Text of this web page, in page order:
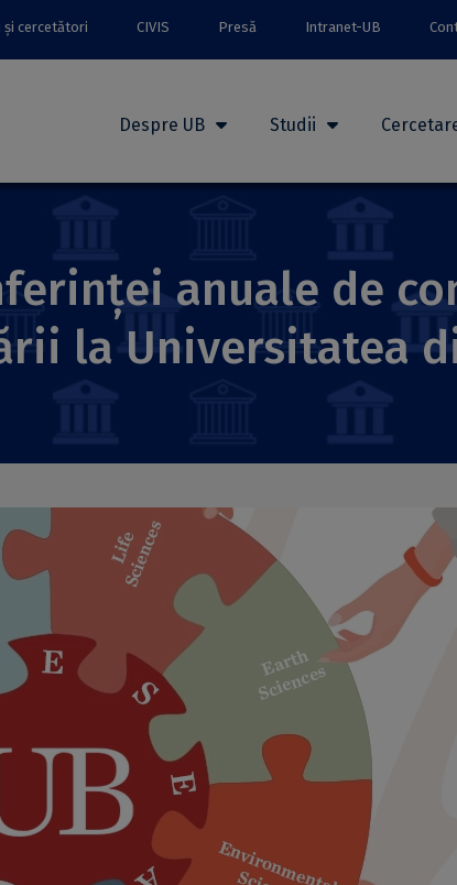
cercetători CIVIS Presă Intranet-UB
Despre UB Studii
anuale de
la Universitatea